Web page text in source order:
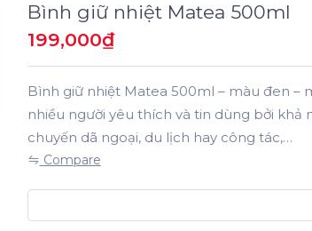
Bình giữ nhiệt Matea 500ml
199,000₫
Bình giữ nhiệt Matea 500ml – màu đen –
nhiều người yêu thích và tin dùng bởi
chuyến dã ngoại, du lịch hay công tác,…
Compare